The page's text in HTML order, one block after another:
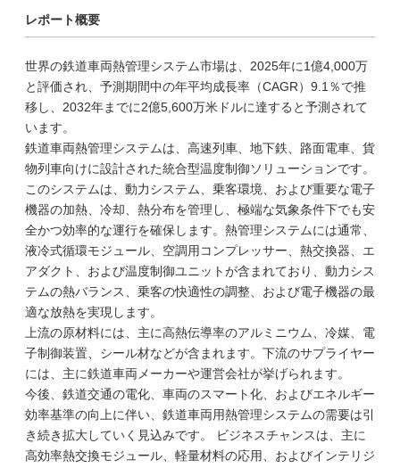
レポート概要
世界の鉄道車両熱管理システム市場は、2025年に1億4,000万
と評価され、予測期間中の年平均成長率（CAGR）9.1％で推
移し、2032年までに2億5,600万米ドルに達すると予測されて
います。
鉄道車両熱管理システムは、高速列車、地下鉄、路面電車、貨
物列車向けに設計された統合型温度制御ソリューションです。
このシステムは、動力システム、乗客環境、および重要な電子
機器の加熱、冷却、熱分布を管理し、極端な気象条件下でも安
全かつ効率的な運行を確保します。熱管理システムには通常、
液冷式循環モジュール、空調用コンプレッサー、熱交換器、エ
アダクト、および温度制御ユニットが含まれており、動力シス
テムの熱バランス、乗客の快適性の調整、および電子機器の最
適な放熱を実現します。
上流の原材料には、主に高熱伝導率のアルミニウム、冷媒、電
子制御装置、シール材などが含まれます。下流のサプライヤー
には、主に鉄道車両メーカーや運営会社が挙げられます。
今後、鉄道交通の電化、車両のスマート化、およびエネルギー
効率基準の向上に伴い、鉄道車両用熱管理システムの需要は引
き続き拡大していく見込みです。 ビジネスチャンスは、主に
高効率熱交換モジュール、軽量材料の応用、およびインテリジ